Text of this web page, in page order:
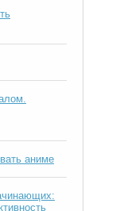
аниме